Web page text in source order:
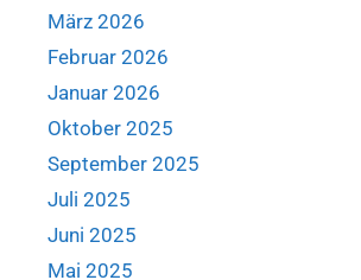
März 2026
Februar 2026
Januar 2026
Oktober 2025
September 2025
Juli 2025
Juni 2025
Mai 2025